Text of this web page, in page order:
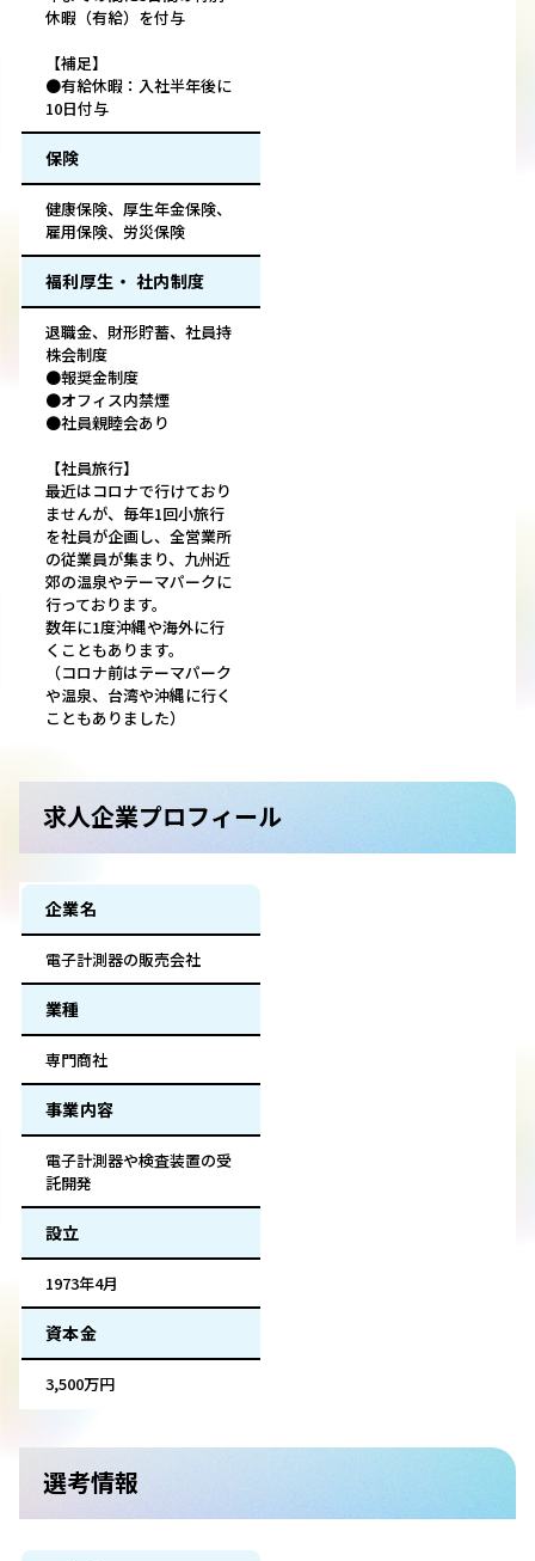
休暇（有給）を付与
【補足】
●有給休暇：入社半年後に
10日付与
保険
健康保険、厚生年金保険、
雇用保険、労災保険
福利厚生・ 社内制度
退職金、財形貯蓄、社員持
株会制度
●報奨金制度
●オフィス内禁煙
●社員親睦会あり
【社員旅行】
最近はコロナで行けており
ませんが、毎年1回小旅行
を社員が企画し、全営業所
の従業員が集まり、九州近
郊の温泉やテーマパークに
行っております。
数年に1度沖縄や海外に行
くこともあります。
（コロナ前はテーマパーク
や温泉、台湾や沖縄に行く
こともありました）
求人企業プロフィール
企業名
電子計測器の販売会社
業種
専門商社
事業内容
電子計測器や検査装置の受
託開発
設立
1973年4月
資本金
3,500万円
選考情報